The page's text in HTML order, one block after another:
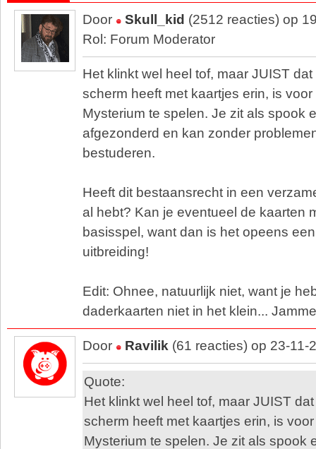
Door Skull_kid (2512 reacties) op
Rol: Forum Moderator
Het klinkt wel heel tof, maar JUIST
scherm heeft met kaartjes erin, is
Mysterium te spelen. Je zit als spook
afgezonderd en kan zonder
bestuderen.
Heeft dit bestaansrecht in een
al hebt? Kan je eventueel de kaarten
basisspel, want dan is het opeens
uitbreiding!
Edit: Ohnee, natuurlijk niet, want je
daderkaarten niet in het klein...
Door Ravilik (61 reacties) op 23-11-
Quote:
Het klinkt wel heel tof, maar JUIST
scherm heeft met kaartjes erin, is
Mysterium te spelen. Je zit als spook